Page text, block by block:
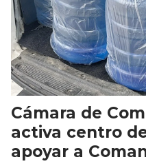
Cámara de
activa centro
apoyar a